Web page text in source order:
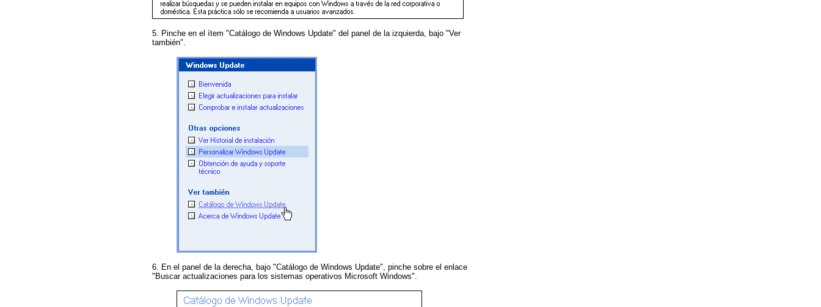
5. Pinche en el ítem "Catálogo de Windows Update" del panel de la izquierda, bajo "Ver
también".
6. En el panel de la derecha, bajo "Catálogo de Windows Update", pinche sobre el enlace
"Buscar actualizaciones para los sistemas operativos Microsoft Windows".